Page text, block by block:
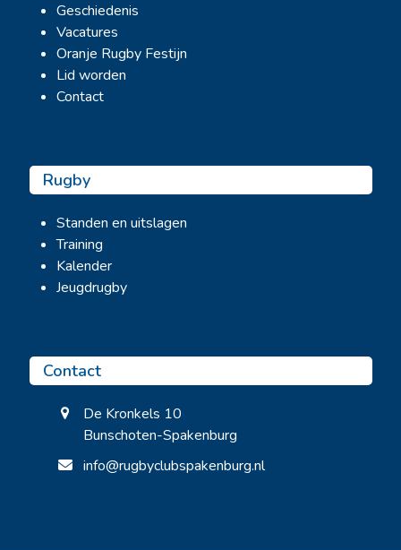
Geschiedenis
Vacatures
Oranje Rugby Festijn
Lid worden
Contact
Rugby
Standen en uitslagen
Training
Kalender
Jeugdrugby
Contact
De Kronkels 10
Bunschoten-Spakenburg
info@rugbyclubspakenburg.nl